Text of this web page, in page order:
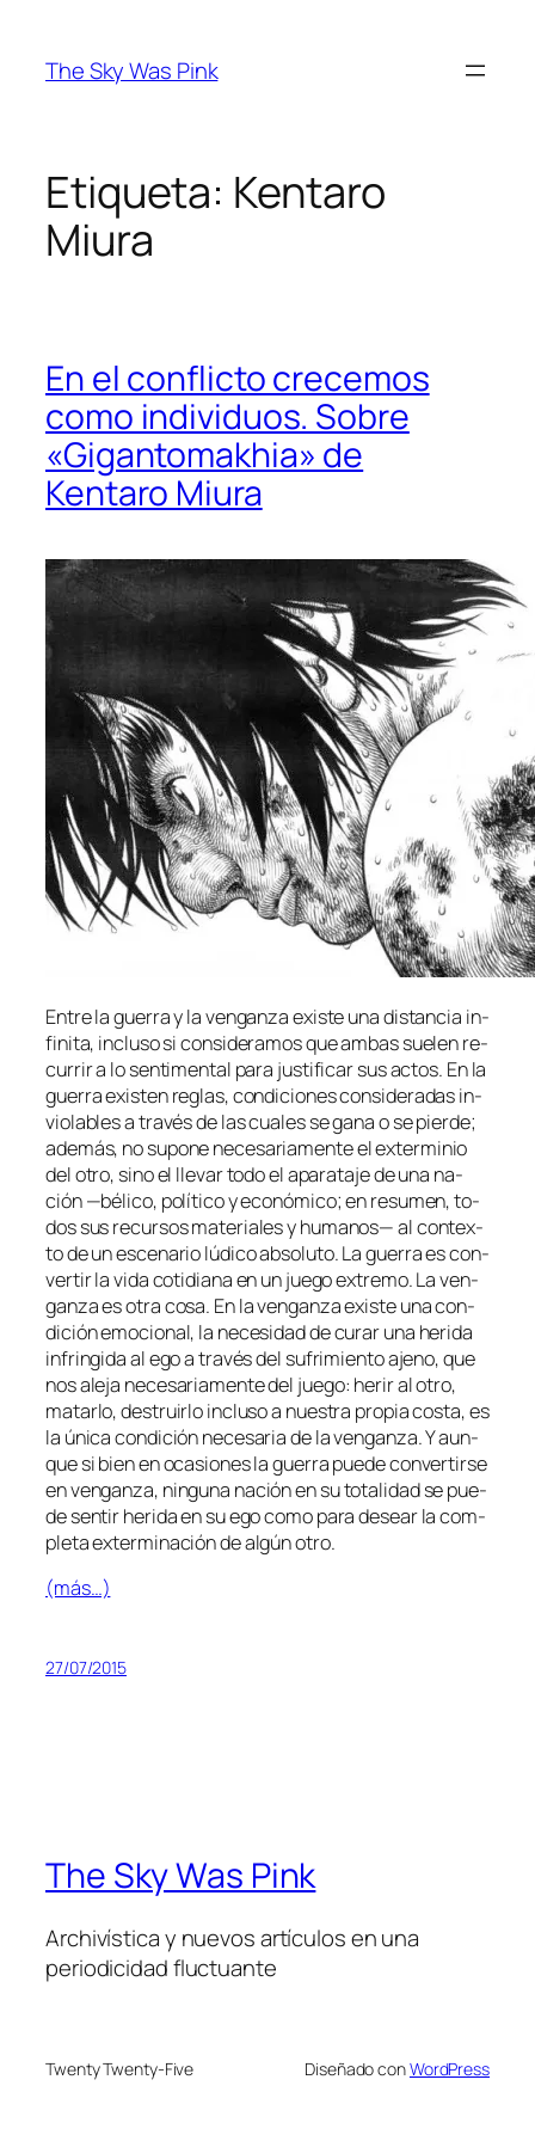
contenido
The Sky Was Pink
Etiqueta: Kentaro
Miura
En el conflicto crecemos
como individuos. Sobre
«Gigantomakhia» de
Kentaro Miura
Entre la gue­rra y la ven­gan­za exis­te una dis­tan­cia in­
fi­ni­ta, in­clu­so si con­si­de­ra­mos que am­bas sue­len re­
cu­rrir a lo sen­ti­men­tal pa­ra jus­ti­fi­car sus ac­tos. En la
gue­rra exis­ten re­glas, con­di­cio­nes con­si­de­ra­das in­
vio­la­bles a tra­vés de las cua­les se ga­na o se pier­de;
ade­más, no su­po­ne ne­ce­sa­ria­men­te el ex­ter­mi­nio
del otro, sino el lle­var to­do el apa­ra­ta­je de una na­
ción —bé­li­co, po­lí­ti­co y eco­nó­mi­co; en re­su­men, to­
dos sus re­cur­sos ma­te­ria­les y hu­ma­nos— al con­tex­
to de un es­ce­na­rio lú­di­co ab­so­lu­to. La gue­rra es con­
ver­tir la vi­da co­ti­dia­na en un jue­go ex­tre­mo. La ven­
gan­za es otra co­sa. En la ven­gan­za exis­te una con­
di­ción emo­cio­nal, la ne­ce­si­dad de cu­rar una he­ri­da
in­frin­gi­da al ego a tra­vés del su­fri­mien­to ajeno, que
nos ale­ja ne­ce­sa­ria­men­te del jue­go: he­rir al otro,
ma­tar­lo, des­truir­lo in­clu­so a nues­tra pro­pia cos­ta, es
la úni­ca con­di­ción ne­ce­sa­ria de la ven­gan­za. Y aun­
que si bien en oca­sio­nes la gue­rra pue­de con­ver­tir­se
en ven­gan­za, nin­gu­na na­ción en su to­ta­li­dad se pue­
de sen­tir he­ri­da en su ego co­mo pa­ra de­sear la com­
ple­ta ex­ter­mi­na­ción de al­gún otro.
(más…)
27/07/2015
The Sky Was Pink
Archivística y nuevos artículos en una
periodicidad fluctuante
Twenty Twenty-Five Diseñado conWordPress